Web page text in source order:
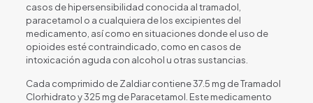
casos de hipersensibilidad conocida al tramadol,
paracetamol o a cualquiera de los excipientes del
medicamento, así como en situaciones donde el uso de
opioides esté contraindicado, como en casos de
intoxicación aguda con alcohol u otras sustancias.
Cada comprimido de Zaldiar contiene 37.5 mg de Tramadol
Clorhidrato y 325 mg de Paracetamol. Este medicamento